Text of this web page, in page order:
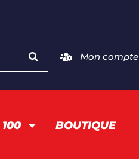
Mon compte
BOUTIQUE